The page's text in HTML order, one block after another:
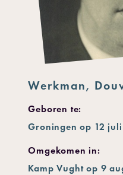
Werkman,
Geboren te:
Groningen op 12 juli
Omgekomen in:
Kamp Vught op 9